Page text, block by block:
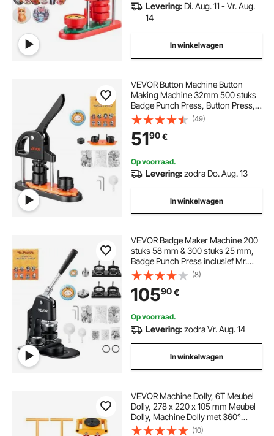
Levering: Di. Aug. 11 - Vr. Aug.
14
In winkelwagen
VEVOR Button Machine Button
Making Machine 32mm 500 stuks
Badge Punch Press, Button Press,
DIY Badge Press Machine Button
Badge Maker voor
gepersonaliseerde badges inclusief
Spellbook en Circle Cutter
(49)
5190€
Op voorraad.
Levering:zodra Do. Aug. 13
In winkelwagen
VEVOR Badge Maker Machine 200
stuks 58 mm & 300 stuks 25 mm,
Badge Punch Press inclusief Mr.
Panda Magic Book & Inbussleutel,
Badge Press Badge
Aluminiumlegering Button Maker
(8)
10590€
Op voorraad.
Levering:zodra Vr. Aug. 14
In winkelwagen
VEVOR Machine Dolly, 6T Meubel
Dolly, 278 x 220 x 105 mm Meubel
Dolly, Machine Dolly met 360°
draaibare kap en PU-
(10)